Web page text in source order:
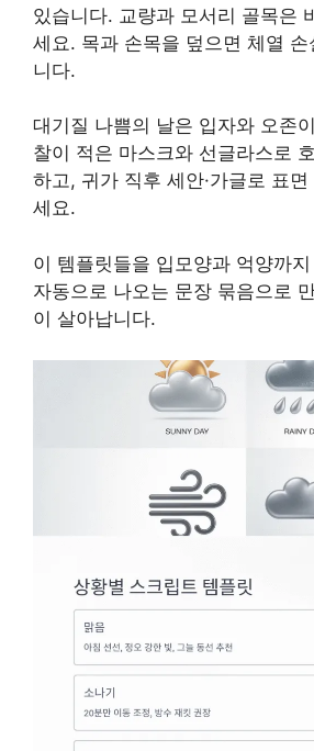
있습니다. 교량과 모서리 골목은
세요. 목과 손목을 덮으면 체열
니다.
대기질 나쁨의 날은 입자와 오존
찰이 적은 마스크와 선글라스로
하고, 귀가 직후 세안·가글로 표
세요.
이 템플릿들을 입모양과 억양까
자동으로 나오는 문장 묶음으로
이 살아납니다.